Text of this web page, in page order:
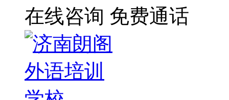
在线咨询 免费通话